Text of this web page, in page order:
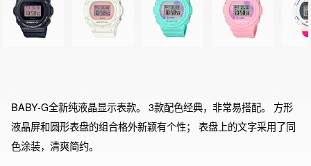
BABY-G全新纯液晶显示表款。 3款配色经典，非常易搭配。 方形
液晶屏和圆形表盘的组合格外新颖有个性； 表盘上的文字采用了同
色涂装，清爽简约。